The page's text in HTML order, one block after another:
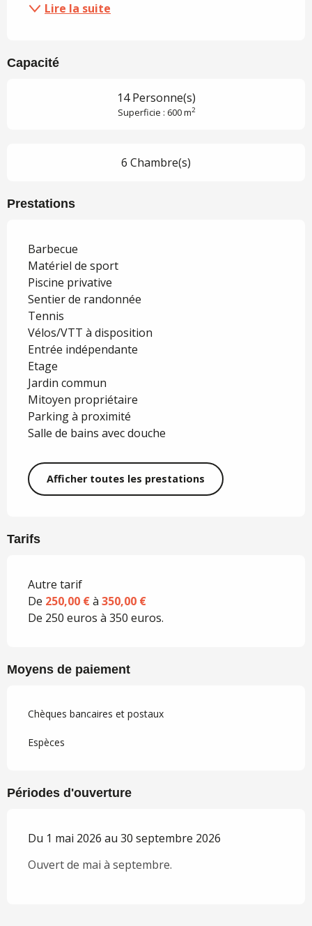
Lire la suite
Capacité
14 Personne(s)
Superficie : 600 m2
6 Chambre(s)
Prestations
Barbecue
Matériel de sport
Piscine privative
Sentier de randonnée
Tennis
Vélos/VTT à disposition
Entrée indépendante
Etage
Jardin commun
Mitoyen propriétaire
Parking à proximité
Salle de bains avec douche
Afficher toutes les prestations
Tarifs
Autre tarif
De 250,00 €à 350,00 €
De 250 euros à 350 euros.
Moyens de paiement
Chèques bancaires et postaux
Espèces
Périodes d'ouverture
Du 1 mai 2026 au 30 septembre 2026
Ouvert de mai à septembre.